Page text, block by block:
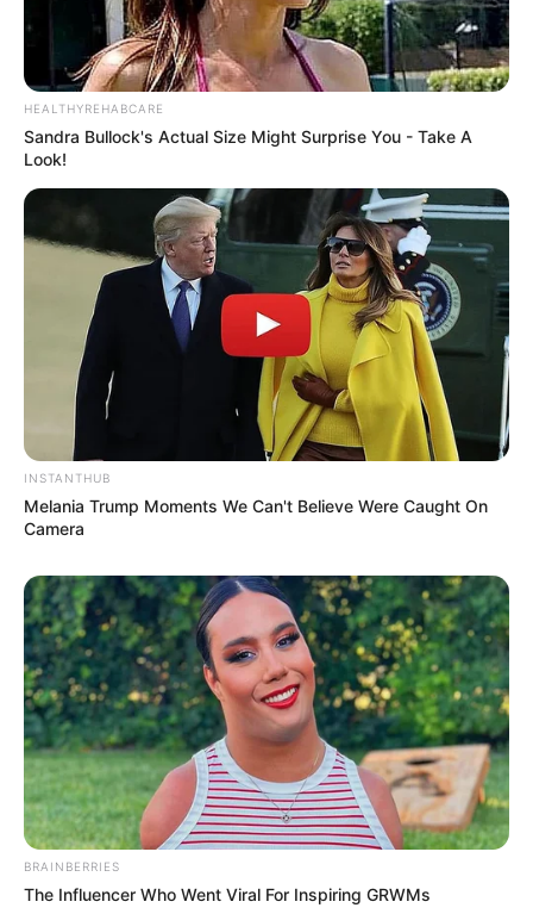
HEALTHYREHABCARE
Sandra Bullock's Actual Size Might Surprise You - Take A
Look!
INSTANTHUB
Melania Trump Moments We Can't Believe Were Caught On
Camera
BRAINBERRIES
The Influencer Who Went Viral For Inspiring GRWMs